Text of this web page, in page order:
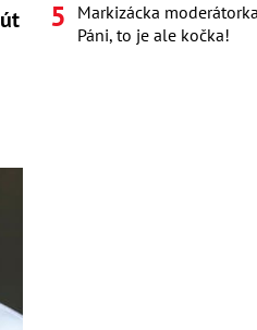
Markizácka
Páni, to je ale kočka!